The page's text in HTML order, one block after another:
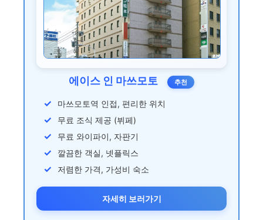
에이스 인 마쓰모토 추천
마쓰모토역 인접, 편리한 위치
무료 조식 제공 (뷔페)
무료 와이파이, 자판기
깔끔한 객실, 넷플릭스
저렴한 가격, 가성비 숙소
자세히 보러가기